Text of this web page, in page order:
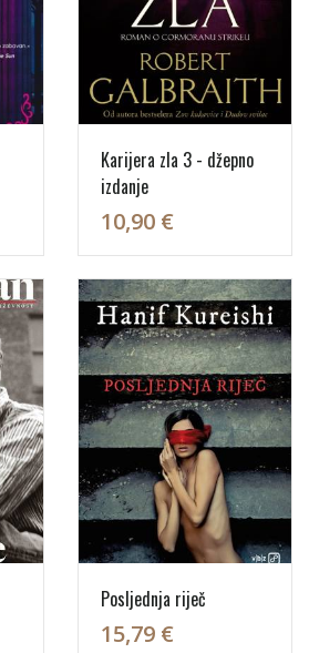
Karijera zla 3 - džepno
izdanje
10,90 €
Posljednja riječ
15,79 €